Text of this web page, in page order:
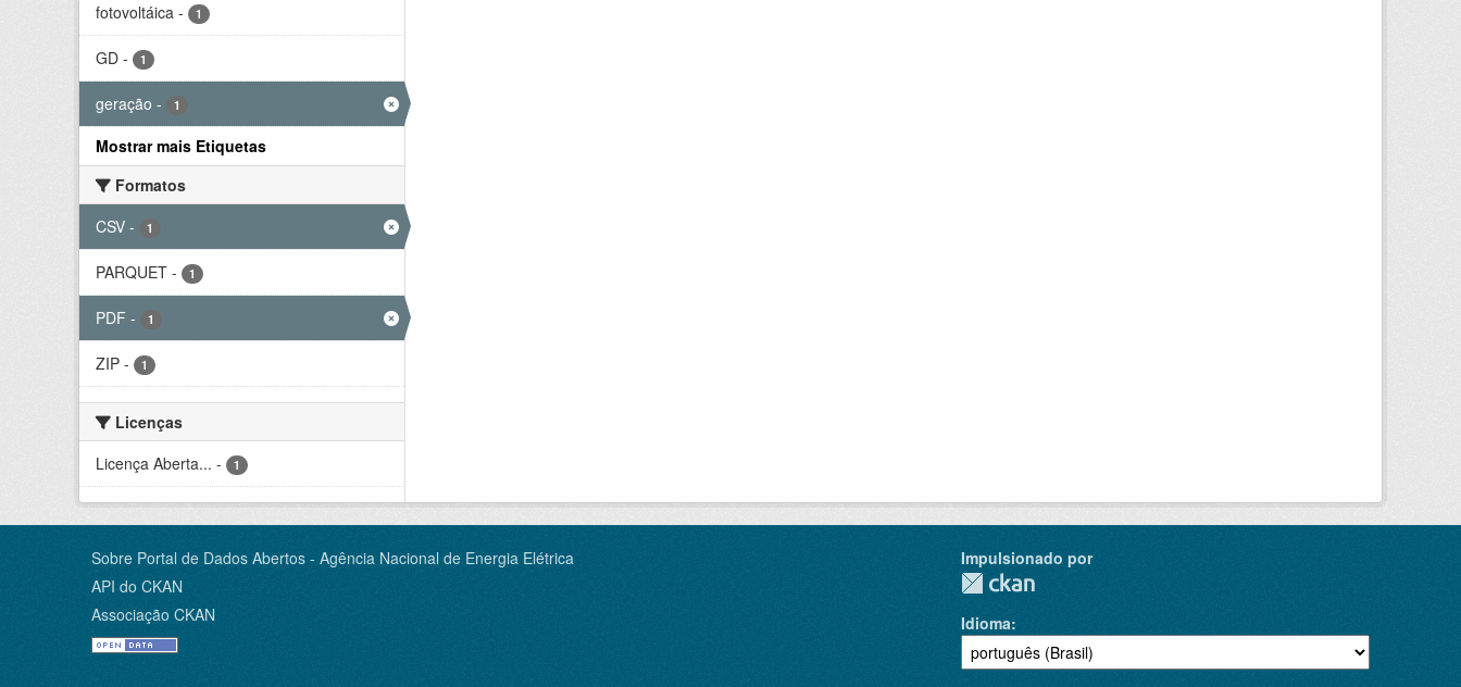
fotovoltáica - 1
GD - 1
geração - 1
Mostrar mais Etiquetas
Formatos
CSV - 1
PARQUET - 1
PDF - 1
ZIP - 1
Licenças
Licença Aberta... - 1
Sobre Portal de Dados Abertos - Agência Nacional de Energia Elétrica
API do CKAN
Associação CKAN
Impulsionado por
Idioma